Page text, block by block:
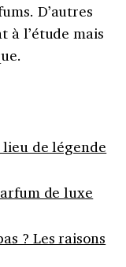
D’autres
à l’étude mais
de légende
de luxe
? Les raisons